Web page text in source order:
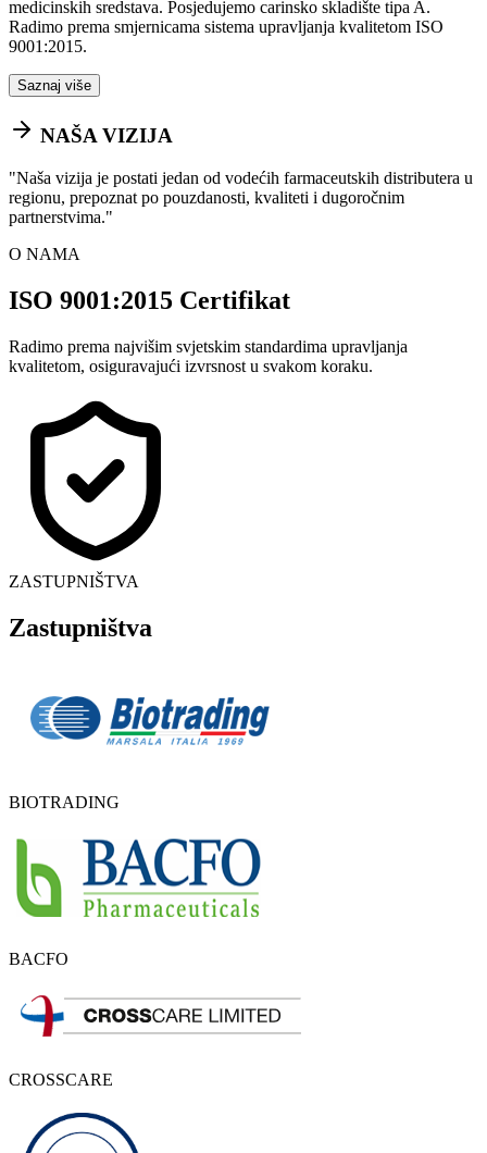
medicinskih sredstava. Posjedujemo carinsko skladište tipa A.
Radimo prema smjernicama sistema upravljanja kvalitetom ISO
9001:2015.
Saznaj više
NAŠA VIZIJA
"Naša vizija je postati jedan od vodećih farmaceutskih distributera u
regionu, prepoznat po pouzdanosti, kvaliteti i dugoročnim
partnerstvima."
O NAMA
ISO 9001:2015 Certifikat
Radimo prema najvišim svjetskim standardima upravljanja
kvalitetom, osiguravajući izvrsnost u svakom koraku.
ZASTUPNIŠTVA
Zastupništva
BIOTRADING
BACFO
CROSSCARE